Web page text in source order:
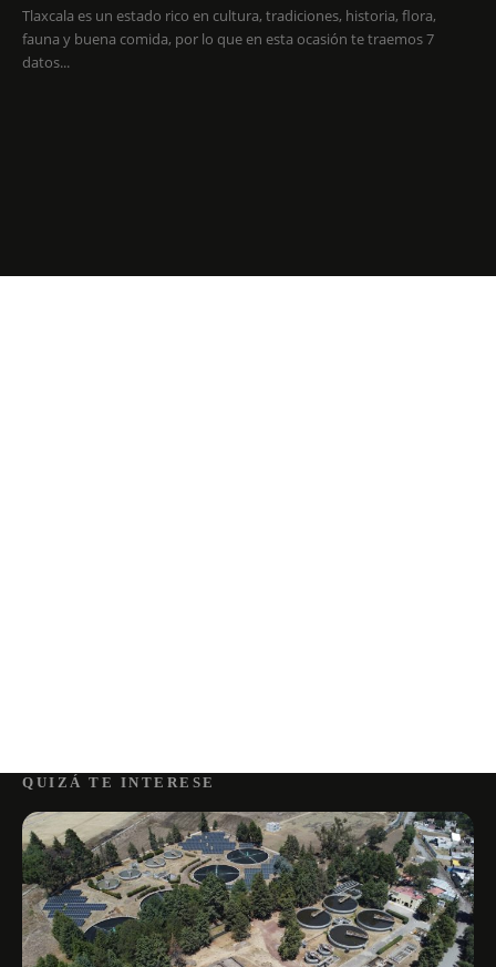
Tlaxcala es un estado rico en cultura, tradiciones, historia, flora,
fauna y buena comida, por lo que en esta ocasión te traemos 7
datos...
QUIZÁ TE INTERESE